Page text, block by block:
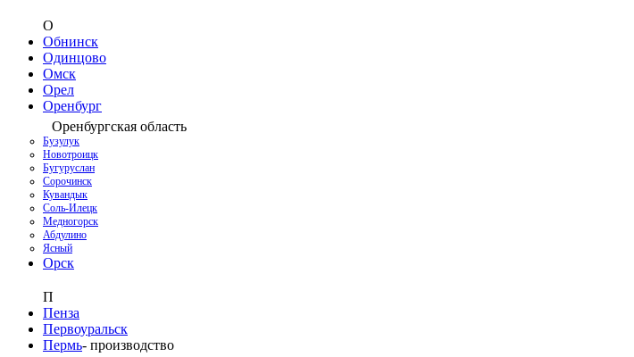
О
Обнинск
Одинцово
Омск
Орел
Оренбург
Оренбургская область
Бузулук
Новотроицк
Бугуруслан
Сорочинск
Кувандык
Соль-Илецк
Медногорск
Абдулино
Ясный
Орск
П
Пенза
Первоуральск
Пермь- производство